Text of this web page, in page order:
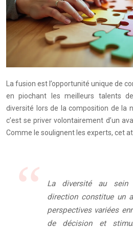
La fusion est l’opportunité unique de
en piochant les meilleurs talents
diversité lors de la composition de la
c’est se priver volontairement d’un
Comme le soulignent les experts, cet
La diversité au sein
direction constitue un
perspectives variées
de décision et